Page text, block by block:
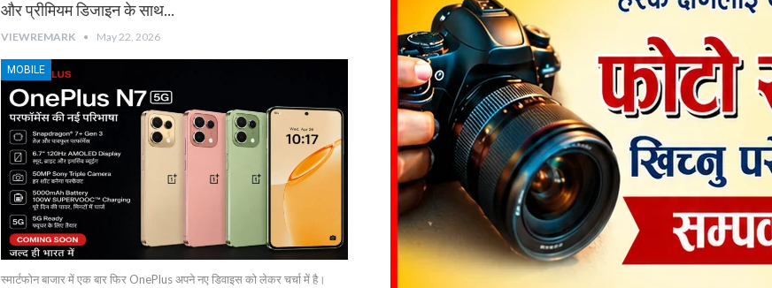
और प्रीमियम डिजाइन के साथ…
VIEWREMARK May 22, 2026
MOBILE
स्मार्टफोन बाजार में एक बार फिर OnePlus अपने नए डिवाइस को लेकर चर्चा में है।